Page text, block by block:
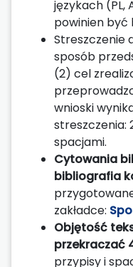
językach (PL,
powinien być
Streszczenie
sposób
(2) cel
wnioski
streszczenia:
spacjami.
Cytowania
bibliografia
zakładce:
Objętość
przekraczać
przypisy i